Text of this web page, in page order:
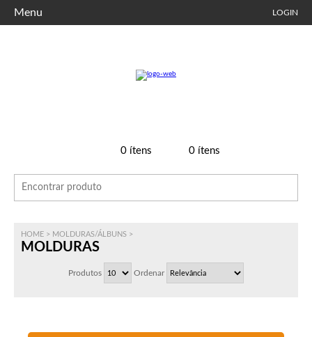
Menu LOGIN
0ítens 0ítens
HOME > MOLDURAS/ÁLBUNS >
MOLDURAS
Produtos Ordenar